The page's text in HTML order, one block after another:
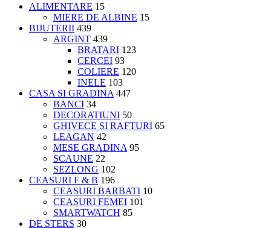
ALIMENTARE 15
MIERE DE ALBINE 15
BIJUTERII 439
ARGINT 439
BRATARI 123
CERCEI 93
COLIERE 120
INELE 103
CASA SI GRADINA 447
BANCI 34
DECORATIUNI 50
GHIVECE SI RAFTURI 65
LEAGAN 42
MESE GRADINA 95
SCAUNE 22
SEZLONG 102
CEASURI F & B 196
CEASURI BARBATI 10
CEASURI FEMEI 101
SMARTWATCH 85
DE STERS 30